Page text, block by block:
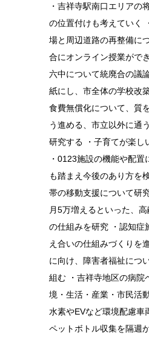
・吉祥寺駅南口エリアの
の位置付けも考えていく
場と周辺道路の再整備に
合にオンライン授業がで
六中について統廃合の議
紙にし、市全体の学校改
食費無償化について、質
う進める、市立以外に通
研究する ・子育てが楽し
・0123施設の機能や配
も踏まえ今後のあり方を
帯の移動支援について研
月5万増えるといった、
の仕組みを研究 ・認知症
え合いの仕組みづくりを
に向け、障害者福祉につ
組む ・吉祥寺地区の病院
境・生活・産業・市民活
水素やEVなど環境配慮車
ペットボトル収集を隔週